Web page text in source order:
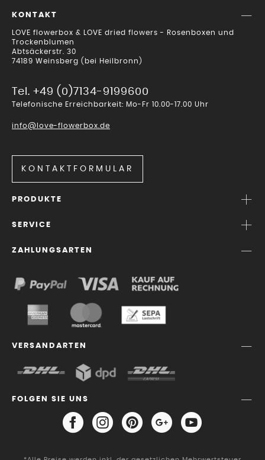
KONTAKT
LOVE flowerbox & LOVE dried flowers - Rosenboxen und
Trockenblumen
Abtsäckerstr. 30
74189 Weinsberg (bei Heilbronn)
Tel. +49 (0)7134-9199600
Telefonische Erreichbarkeit: Mo-Fr 10.00-17.00 Uhr
info@love-flowerbox.de
KONTAKTFORMULAR
PRODUKTE
SERVICE
ZAHLUNGSARTEN
VERSANDARTEN
FOLGEN SIE UNS